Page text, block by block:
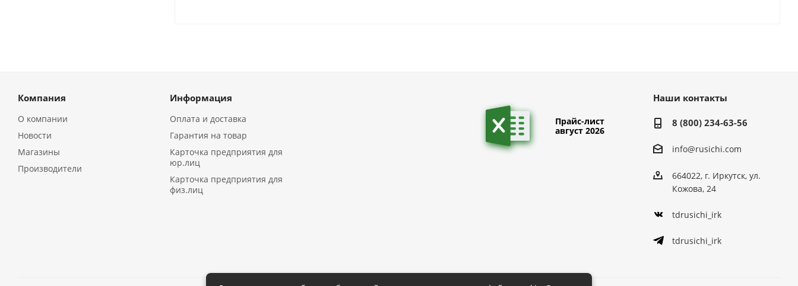
Компания
О компании
Новости
Магазины
Производители
Информация
Оплата и доставка
Гарантия на товар
Карточка предприятия для
юр.лиц
Карточка предприятия для
физ.лиц
Прайс-лист
август 2026
Наши контакты
8 (800) 234-63-56
info@rusichi.com
664022, г. Иркутск, ул.
Кожова, 24
tdrusichi_irk
tdrusichi_irk